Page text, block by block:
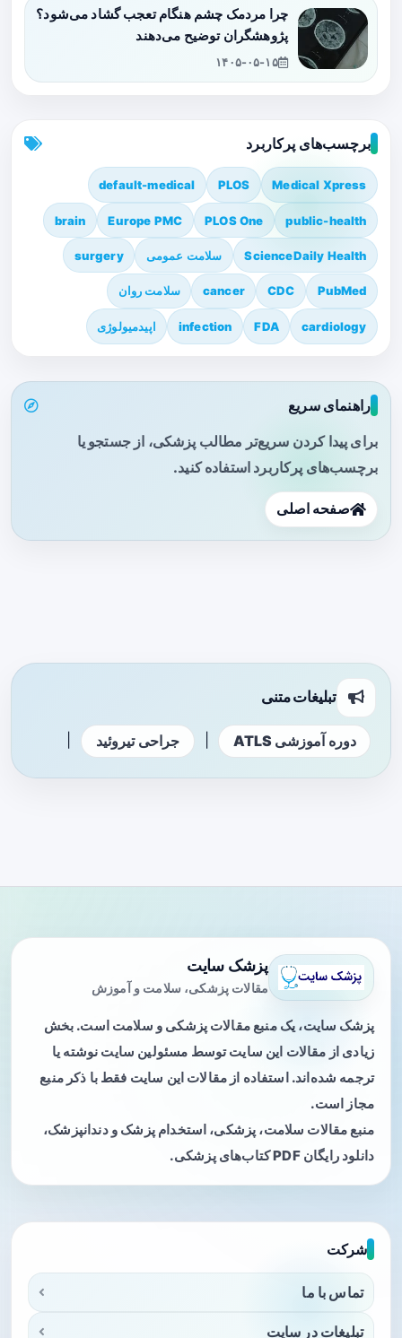
چرا مردمک چشم هنگام تعجب گشاد می‌شود؟
پژوهشگران توضیح می‌دهند
۱۴۰۵-۰۵-۱۵
برچسب‌های پرکاربرد
Medical Xpress
PLOS
default-medical
public-health
PLOS One
Europe PMC
brain
ScienceDaily Health سلامت عمومی surgery
PubMed
CDC
cancer سلامت روان
cardiology
FDA
infection اپیدمیولوژی
راهنمای سریع
برای پیدا کردن سریع‌تر مطالب پزشکی، از جستجو یا
برچسب‌های پرکاربرد استفاده کنید.
صفحه اصلی
تبلیغات متنی
دوره آموزشی ATLS جراحی تیروئید
پزشک سایت
مقالات پزشکی، سلامت و آموزش
پزشک سایت، یک منبع مقالات پزشکی و سلامت است. بخش
زیادی از مقالات این سایت توسط مسئولین سایت نوشته یا
ترجمه شده‌اند. استفاده از مقالات این سایت فقط با ذکر منبع
مجاز است.
منبع مقالات سلامت، پزشکی، استخدام پزشک و دندانپزشک،
دانلود رایگان PDF کتاب‌های پزشکی.
شرکت
تماس با ما
تبلیغات در سایت